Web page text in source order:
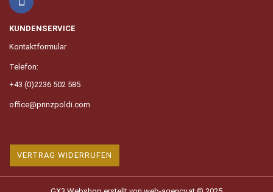
KUNDENSERVICE
Kontaktformular
Telefon:
+43 (0)2236 502 585
office@prinzpoldi.com
VERTRAG WIDERRUFEN